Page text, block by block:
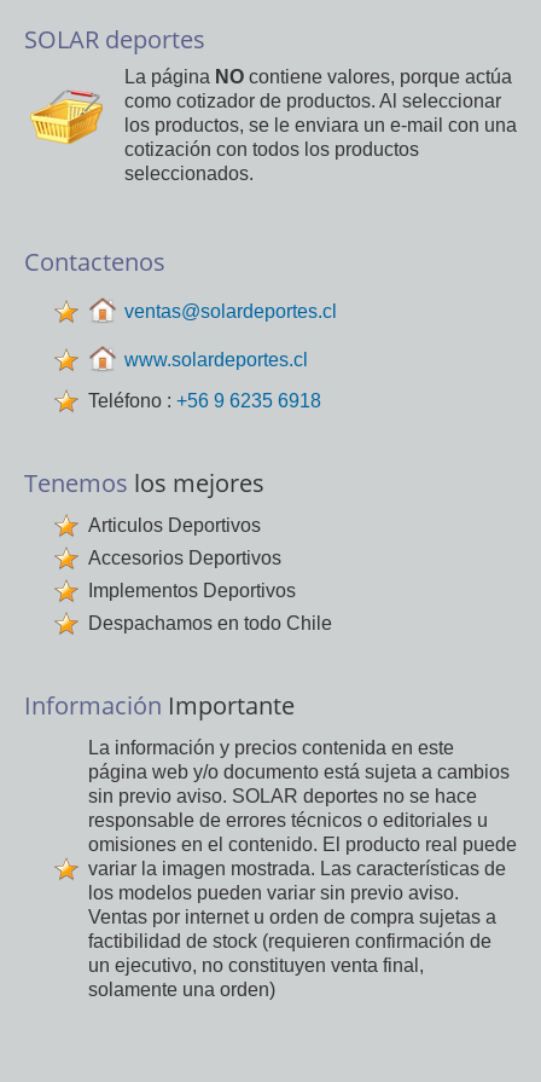
SOLAR deportes
La página NO contiene valores, porque actúa
como cotizador de productos. Al seleccionar
los productos, se le enviara un e-mail con una
cotización con todos los productos
seleccionados.
Contactenos
ventas@solardeportes.cl
www.solardeportes.cl
Teléfono : +56 9 6235 6918
Tenemos los mejores
Articulos Deportivos
Accesorios Deportivos
Implementos Deportivos
Despachamos en todo Chile
Información Importante
La información y precios contenida en este
página web y/o documento está sujeta a cambios
sin previo aviso. SOLAR deportes no se hace
responsable de errores técnicos o editoriales u
omisiones en el contenido. El producto real puede
variar la imagen mostrada. Las características de
los modelos pueden variar sin previo aviso.
Ventas por internet u orden de compra sujetas a
factibilidad de stock (requieren confirmación de
un ejecutivo, no constituyen venta final,
solamente una orden)